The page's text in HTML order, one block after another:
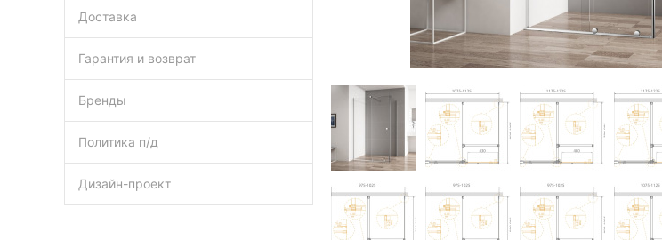
Доставка
Гарантия и возврат
Бренды
Политика п/д
Дизайн-проект